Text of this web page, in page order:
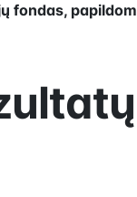
fondas,